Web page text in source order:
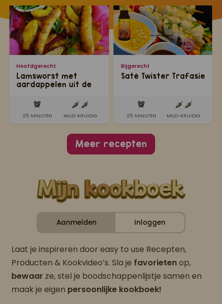
Hoofdgerecht
Lamsworst met
aardappelen uit de
25 MINUTEN MILD-KRUIDIG
Bijgerecht
Saté Twister Trafasie
25 MINUTEN MILD-KRUIDIG
Meer recepten
Aanmelden Inloggen
Laat je inspireren door easy to use Recepten,
Producten & Kookvideo’s. Sla je favorietenop,
bewaar ze, stel je boodschappenlijstje samen en
maak je eigen persoonlijke kookboek!